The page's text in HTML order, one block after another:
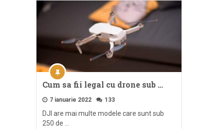
Cum sa fii legal cu drone sub …
7 ianuarie 2022 133
DJI are mai multe modele care sunt sub
250 de …